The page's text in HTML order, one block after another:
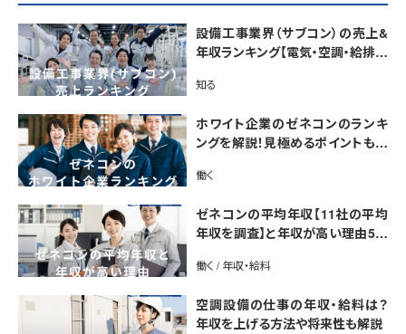
設備工事業界（サブコン）の売上&
年収ランキング【電気・空調・給排水
市場規模も解説
知る
ホワイト企業のゼネコンのランキ
ングを解説！見極めるポイントも紹
働く
ゼネコンの平均年収【11社の平均
年収を調査】と年収が高い理由5選
働く / 年収・給料
空調設備の仕事の年収・給料は？
年収を上げる方法や将来性も解説